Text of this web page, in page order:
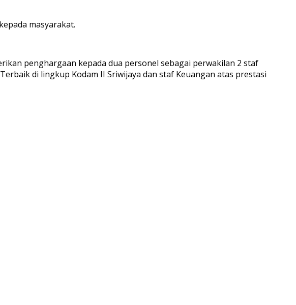
masyarakat.
penghargaan kepada dua personel sebagai perwakilan 2 staf
di lingkup Kodam II Sriwijaya dan staf Keuangan atas prestasi